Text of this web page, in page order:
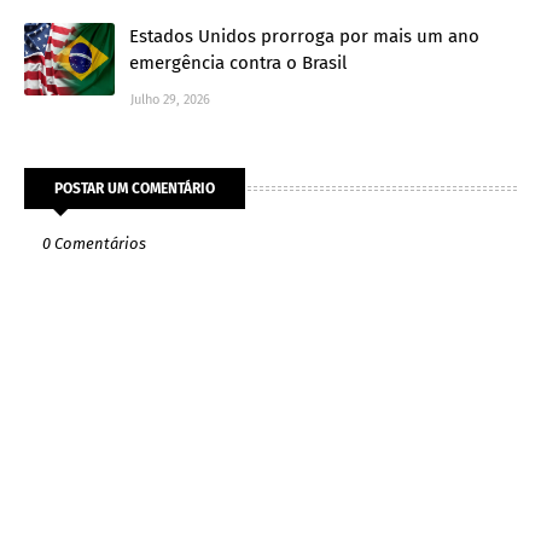
Estados Unidos prorroga por mais um ano
emergência contra o Brasil
Julho 29, 2026
POSTAR UM COMENTÁRIO
0 Comentários